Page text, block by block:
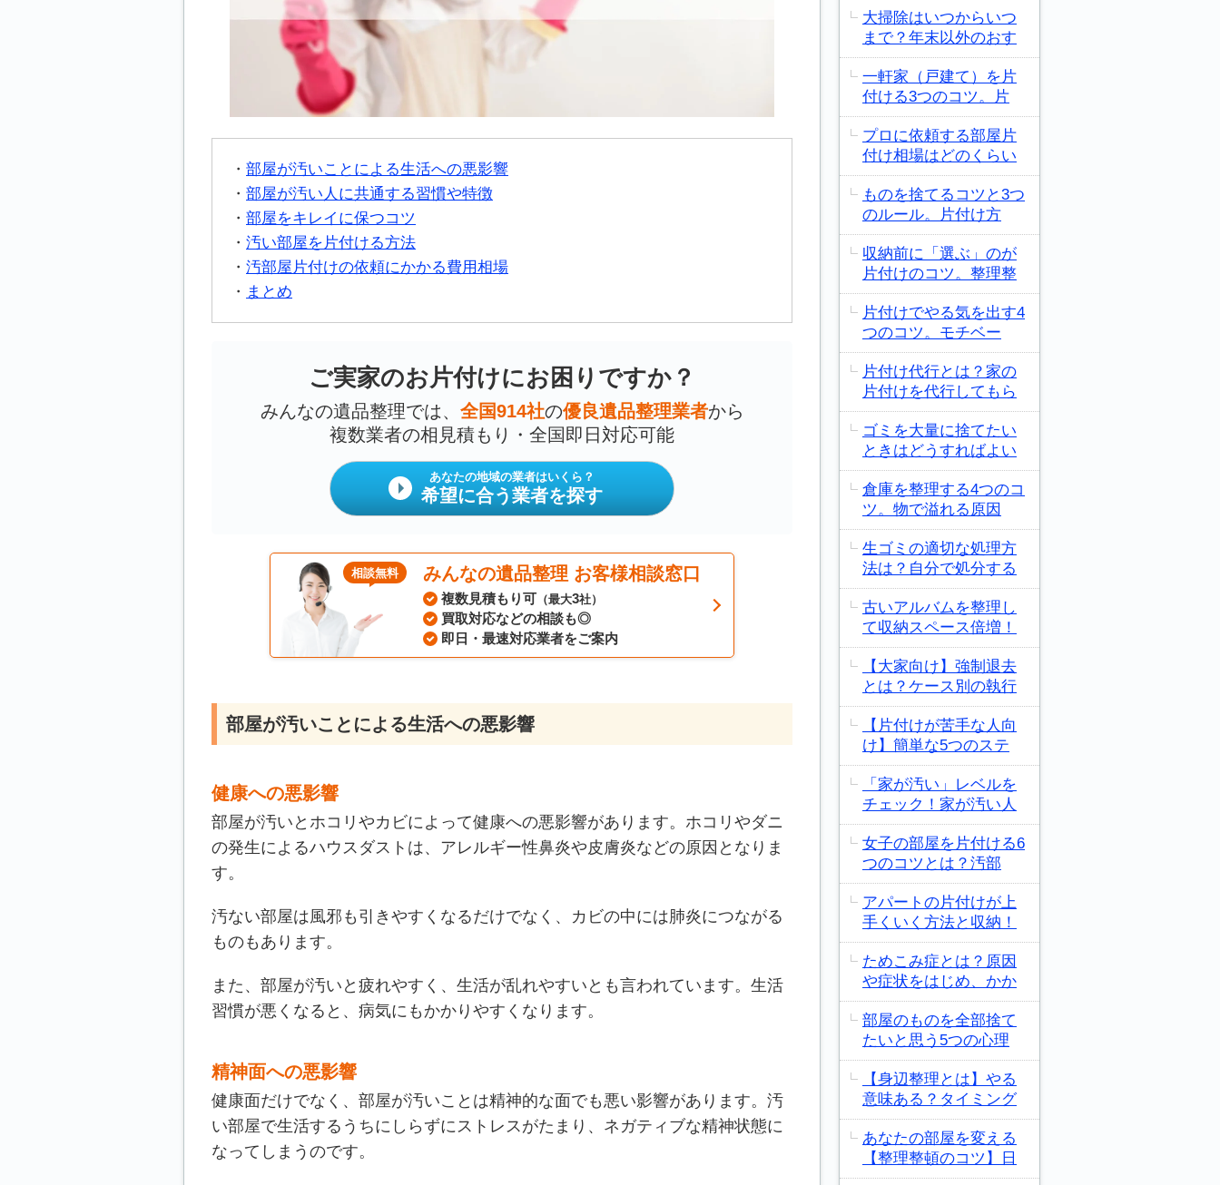
部屋が汚いことによる生活への悪影響
部屋が汚い人に共通する習慣や特徴
部屋をキレイに保つコツ
汚い部屋を片付ける方法
汚部屋片付けの依頼にかかる費用相場
まとめ
ご実家のお片付けにお困りですか？
みんなの遺品整理では、 全国914社の優良遺品整理業者から
複数業者の相見積もり・全国即日対応可能
あなたの地域の業者はいくら？
希望に合う業者を探す
みんなの遺品整理 お客様相談窓口
相談無料
複数見積もり可 （最大3社）
買取対応などの相談も◎
即日・最速対応業者をご案内
部屋が汚いことによる生活への悪影響
健康への悪影響
部屋が汚いとホコリやカビによって健康への悪影響があります。ホコリやダニ
の発生によるハウスダストは、アレルギー性鼻炎や皮膚炎などの原因となりま
す。
汚ない部屋は風邪も引きやすくなるだけでなく、カビの中には肺炎につながる
ものもあります。
また、部屋が汚いと疲れやすく、生活が乱れやすいとも言われています。生活
習慣が悪くなると、病気にもかかりやすくなります。
精神面への悪影響
健康面だけでなく、部屋が汚いことは精神的な面でも悪い影響があります。汚
い部屋で生活するうちにしらずにストレスがたまり、ネガティブな精神状態に
なってしまうのです。
大掃除はいつからいつ
まで？年末以外のおす
一軒家（戸建て）を片
付ける3つのコツ。片
プロに依頼する部屋片
付け相場はどのくらい
ものを捨てるコツと3つ
のルール。片付け方
収納前に「選ぶ」のが
片付けのコツ。整理整
片付けでやる気を出す4
つのコツ。モチベー
片付け代行とは？家の
片付けを代行してもら
ゴミを大量に捨てたい
ときはどうすればよい
倉庫を整理する4つのコ
ツ。物で溢れる原因
生ゴミの適切な処理方
法は？自分で処分する
古いアルバムを整理し
て収納スペース倍増！
【大家向け】強制退去
とは？ケース別の執行
【片付けが苦手な人向
け】簡単な5つのステ
「家が汚い」レベルを
チェック！家が汚い人
女子の部屋を片付ける6
つのコツとは？汚部
アパートの片付けが上
手くいく方法と収納！
ためこみ症とは？原因
や症状をはじめ、かか
部屋のものを全部捨て
たいと思う5つの心理
【身辺整理とは】やる
意味ある？タイミング
あなたの部屋を変える
【整理整頓のコツ】日